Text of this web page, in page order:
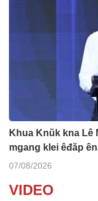
Khua Knŭk kna Lê
mgang klei êđăp
07/08/2026
VIDEO